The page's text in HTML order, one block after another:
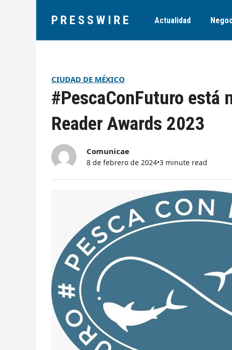
PRESSWIRE Actualidad
CIUDAD DE MÉXICO
#PescaConFuturo está
Reader Awards 2023
Comunicae
8 de febrero de 2024•3 minute read